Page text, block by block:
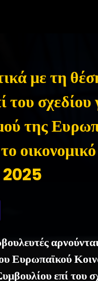
με τη
του σχεδίου
της
2025
Ευρωπαϊκού
επί του